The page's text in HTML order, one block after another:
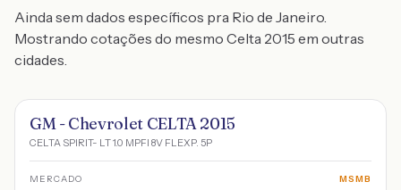
Ainda sem dados específicos pra Rio de Janeiro.
Mostrando cotações do mesmo Celta 2015 em outras
cidades.
GM - Chevrolet CELTA 2015
CELTA SPIRIT- LT 1.0 MPFI 8V FLEXP. 5P
MERCADO MSMB